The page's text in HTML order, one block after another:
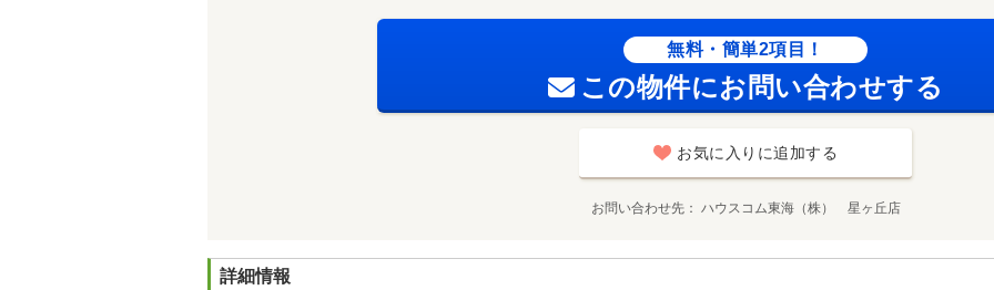
無料・簡単2項目！
この物件にお問い合わせする
お気に入りに追加する
お問い合わせ先 ハウスコム東海（株） 星ヶ丘店
詳細情報